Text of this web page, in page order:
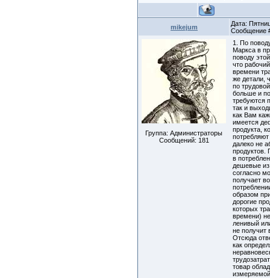
mikejum
Дата:
Сообщение
Группа: Администраторы
Сообщений: 181
1. По
Маркса в
поводу
что
времени
же детали,
по
больше и
требуются
так и
как Вам
имеется
продукта,
далеко не
продуктов.
в
дешевые
согласно
получает
образом
дорогие
которых
времени)
ленивый
не
Отсюда
как
товар